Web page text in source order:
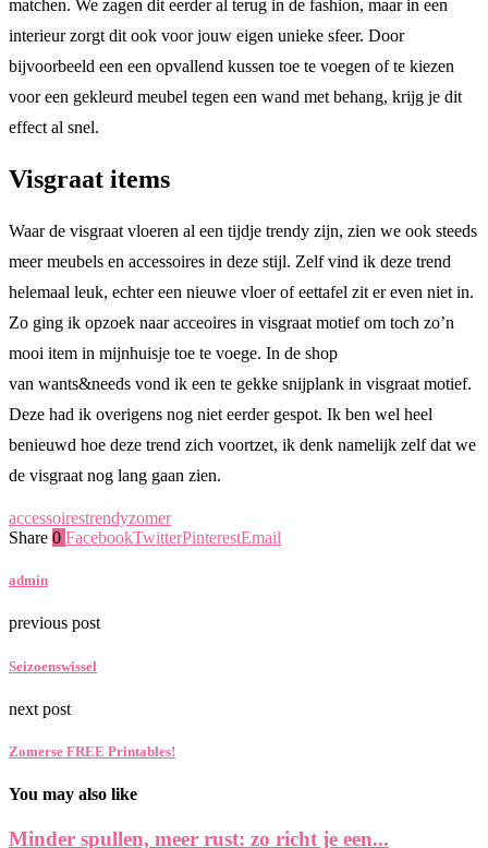
matchen. We zagen dit eerder al terug in de fashion, maar in een
interieur zorgt dit ook voor jouw eigen unieke sfeer. Door
bijvoorbeeld een een opvallend kussen toe te voegen of te kiezen
voor een gekleurd meubel tegen een wand met behang, krijg je dit
effect al snel.
Visgraat items
Waar de visgraat vloeren al een tijdje trendy zijn, zien we ook steeds
meer meubels en accessoires in deze stijl. Zelf vind ik deze trend
helemaal leuk, echter een nieuwe vloer of eettafel zit er even niet in.
Zo ging ik opzoek naar acceoires in visgraat motief om toch zo’n
mooi item in mijnhuisje toe te voege. In de shop
van wants&needs vond ik een te gekke snijplank in visgraat motief.
Deze had ik overigens nog niet eerder gespot. Ik ben wel heel
benieuwd hoe deze trend zich voortzet, ik denk namelijk zelf dat we
de visgraat nog lang gaan zien.
accessoirestrendyzomer
Share 0 FacebookTwitterPinterestEmail
admin
previous post
Seizoenswissel
next post
Zomerse FREE Printables!
You may also like
Minder spullen, meer rust: zo richt je een...